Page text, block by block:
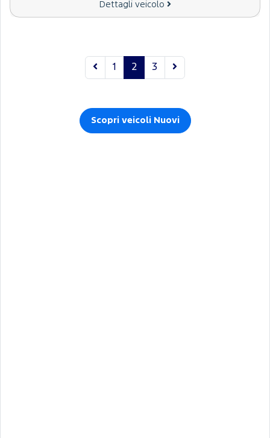
Dettagli veicolo
1 2 3
Scopri veicoli Nuovi